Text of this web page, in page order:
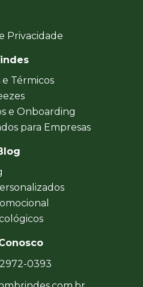
Privacidade
e Térmicos
e Onboarding
para Empresas
2972-0393